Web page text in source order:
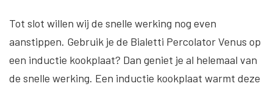
Tot slot willen wij de snelle werking nog even
aanstippen. Gebruik je de Bialetti Percolator Venus op
een inductie kookplaat? Dan geniet je al helemaal van
de snelle werking. Een inductie kookplaat warmt deze